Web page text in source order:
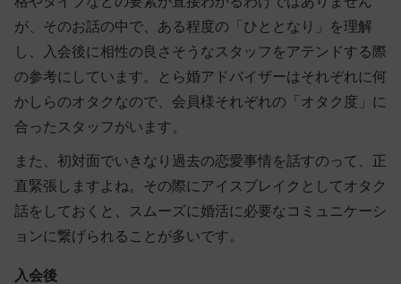
が、そのお話の中で、ある程度の 「ひととなり」を理解
し、入会後に相性の良さそうな スタッフをアテンドする際
の参考にしています。とら婚アドバイザーはそれぞれに何
かしらのオタクなので、会員様それぞれの「オタク度」に
合ったスタッフがいます。
また、初対面でいきなり過去の恋愛事情を話すのって、正
直緊張しますよね。その際にアイスブレイクとしてオタク
話をしておくと、スムーズに婚活に必要なコミュニケーシ
ョンに繋げられることが多いです。
入会後